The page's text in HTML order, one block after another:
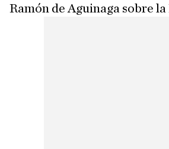
Ramón de Aguinaga sobre